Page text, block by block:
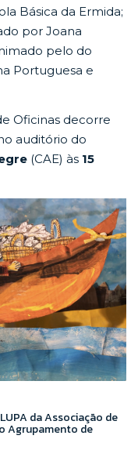
Básica da Ermida;
por Joana
pelo do
Portuguesa e
Oficinas decorre
auditório do
(CAE) às 15
da Associação de
Agrupamento de